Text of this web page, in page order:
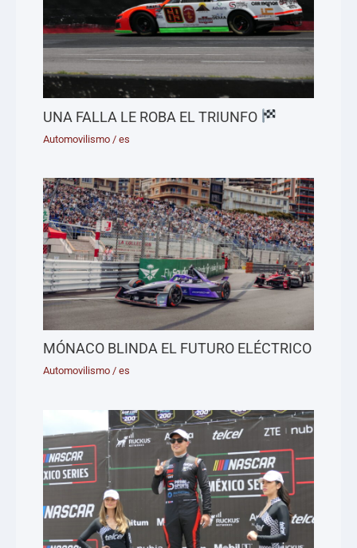
UNA FALLA LE ROBA EL TRIUNFO
Automovilismo /es
MÓNACO BLINDA EL FUTURO ELÉCTRICO
Automovilismo /es